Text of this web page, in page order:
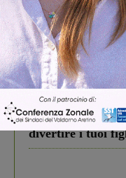
In vetrina 6 Agosto 2026
Gita di famiglia
divertire i tuoi